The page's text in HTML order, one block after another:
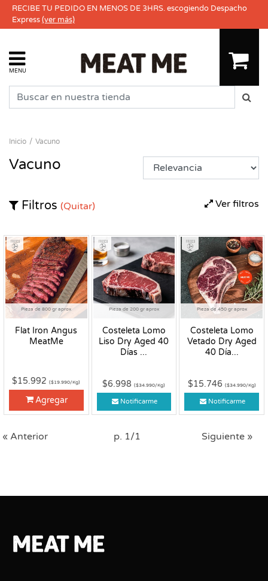
RECIBE TU PEDIDO EN MENOS DE 3HRS. escogiendo Despacho
Express(ver más)
MENU
Inicio Vacuno
Vacuno
Ver filtros
Filtros (Quitar)
Pieza de 800 gr aprox
Flat Iron Angus
MeatMe
Fresco
$15.992($19.990/Kg)
Agregar
Pieza de 200 gr aprox
Costeleta Lomo
Liso Dry Aged 40
Días ...
Fresco
$6.998($34.990/Kg)
Notificarme
Pieza de 450 gr aprox
Costeleta Lomo
Vetado Dry Aged
40 Día...
Fresco
$15.746 ($34.990/Kg)
Notificarme
« Anterior p. 1/1 Siguiente »